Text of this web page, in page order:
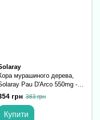
мурашиного дерева,
Pau D'Arco 550mg -
vcaps
грн 383 грн
Купити